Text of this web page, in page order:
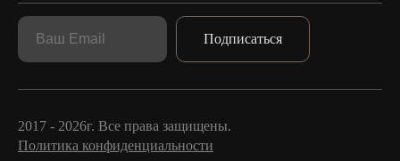
Подписаться
2017 - 2026г. Все права защищены.
Политика конфиденциальности